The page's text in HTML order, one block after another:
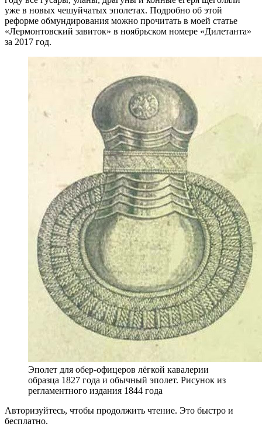
уже в новых чешуйчатых эполетах. Подробно об этой
реформе обмундирования можно прочитать в моей статье
«Лермонтовский завиток» в ноябрьском номере «Дилетанта»
за 2017 год.
Эполет для обер-офицеров лёгкой кавалерии
образца 1827 года и обычный эполет. Рисунок из
регламентного издания 1844 года
Авторизуйтесь, чтобы продолжить чтение. Это быстро и
бесплатно.